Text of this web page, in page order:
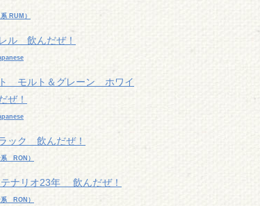
RUM）
ル 飲んだぜ！
モルト＆グレーン ホワイ
ぜ！
ック 飲んだぜ！
系 RON）
テナリオ23年 飲んだぜ！
系 RON）